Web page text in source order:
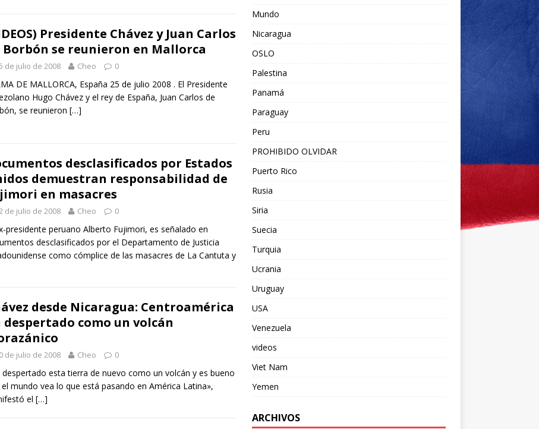
Presidente Chávez y Juan Carlos
Borbón se reunieron en Mallorca
de julio de 2008 Cheo 0
DE MALLORCA, España 25 de julio 2008 . El Presidente
Hugo Chávez y el rey de España, Juan Carlos de
se reunieron […]
desclasificados por Estados
demuestran responsabilidad de
en masacres
de julio de 2008 Cheo 0
presidente peruano Alberto Fujimori, es señalado en
desclasificados por el Departamento de Justicia
como cómplice de las masacres de La Cantuta y
desde Nicaragua: Centroamérica
despertado como un volcán
de julio de 2008 Cheo 0
despertado esta tierra de nuevo como un volcán y es bueno
mundo vea lo que está pasando en América Latina»,
el […]
Mundo
Nicaragua
OSLO
Palestina
Panamá
Paraguay
Peru
PROHIBIDO OLVIDAR
Puerto Rico
Rusia
Siria
Suecia
Turquia
Ucrania
Uruguay
USA
Venezuela
videos
Viet Nam
Yemen
ARCHIVOS